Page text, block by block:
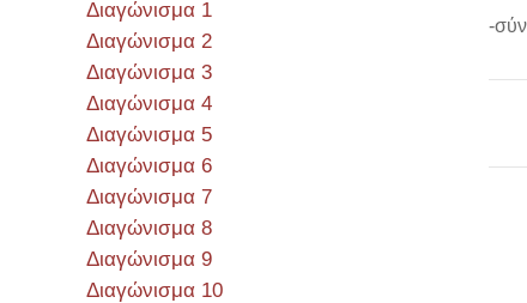
-
Διαγώνισμα 1
Διαγώνισμα 2
Διαγώνισμα 3
Διαγώνισμα 4
Διαγώνισμα 5
Διαγώνισμα 6
Διαγώνισμα 7
Διαγώνισμα 8
Διαγώνισμα 9
Διαγώνισμα 10